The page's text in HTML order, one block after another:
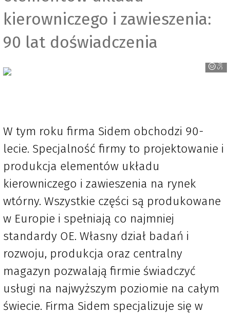
kierowniczego i zawieszenia:
90 lat doświadczenia
Sidem
W tym roku firma Sidem obchodzi 90-
lecie. Specjalność firmy to projektowanie i
produkcja elementów układu
kierowniczego i zawieszenia na rynek
wtórny. Wszystkie części są produkowane
w Europie i spełniają co najmniej
standardy OE. Własny dział badań i
rozwoju, produkcja oraz centralny
magazyn pozwalają firmie świadczyć
usługi na najwyższym poziomie na całym
świecie. Firma Sidem specjalizuje się w